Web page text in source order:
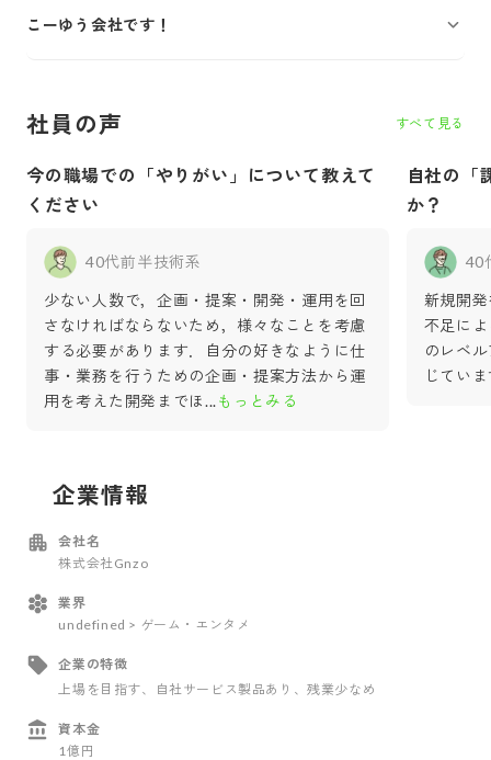
こーゆう会社です！
社員の声 すべて見る
今の職場での「やりがい」について教えて
ください
40代前半技術系
少ない人数で，企画・提案・開発・運用を回
さなければならないため，様々なことを考慮
する必要があります．自分の好きなように仕
事・業務を行うための企画・提案方法から運
用を考えた開発までほ...もっとみる
自社の「
か？
40
新規開
不足に
のレベ
じてい
企業情報
会社名
株式会社Gnzo
業界
undefined > ゲーム・エンタメ
企業の特徴
上場を目指す、自社サービス製品あり 、残業少なめ
資本金
1億円